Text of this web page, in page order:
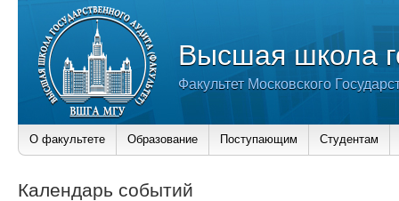
Высшая школа
Факультет Московского
О факультете Образование Поступающим Студентам
Календарь событий